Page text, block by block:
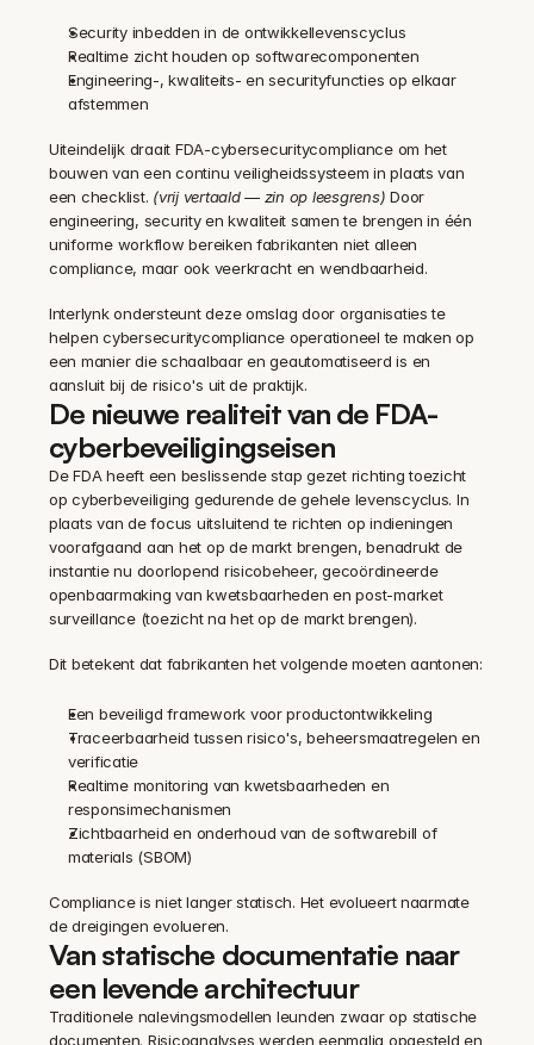
Security inbedden in de ontwikkellevenscyclus
Realtime zicht houden op softwarecomponenten
Engineering-, kwaliteits- en securityfuncties op elkaar
afstemmen
Uiteindelijk draait FDA-cybersecuritycompliance om het
bouwen van een continu veiligheidssysteem in plaats van
een checklist. (vrij vertaald — zin op leesgrens) Door
engineering, security en kwaliteit samen te brengen in één
uniforme workflow bereiken fabrikanten niet alleen
compliance, maar ook veerkracht en wendbaarheid.
Interlynk ondersteunt deze omslag door organisaties te
helpen cybersecuritycompliance operationeel te maken op
een manier die schaalbaar en geautomatiseerd is en
aansluit bij de risico's uit de praktijk.
De nieuwe realiteit van de FDA-
cyberbeveiligingseisen
De FDA heeft een beslissende stap gezet richting toezicht
op cyberbeveiliging gedurende de gehele levenscyclus. In
plaats van de focus uitsluitend te richten op indieningen
voorafgaand aan het op de markt brengen, benadrukt de
instantie nu doorlopend risicobeheer, gecoördineerde
openbaarmaking van kwetsbaarheden en post-market
surveillance (toezicht na het op de markt brengen).
Dit betekent dat fabrikanten het volgende moeten aantonen:
Een beveiligd framework voor productontwikkeling
Traceerbaarheid tussen risico's, beheersmaatregelen en
verificatie
Realtime monitoring van kwetsbaarheden en
responsimechanismen
Zichtbaarheid en onderhoud van de softwarebill of
materials (SBOM)
Compliance is niet langer statisch. Het evolueert naarmate
de dreigingen evolueren.
Van statische documentatie naar
een levende architectuur
Traditionele nalevingsmodellen leunden zwaar op statische
documenten. Risicoanalyses werden eenmalig opgesteld en